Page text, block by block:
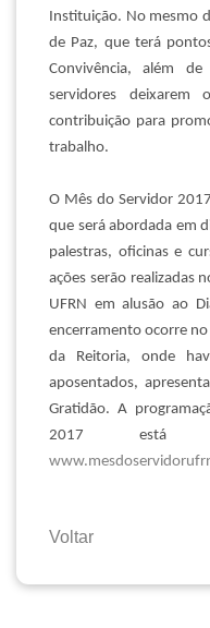
Instituição. No mesmo
de Paz, que terá
Convivência, além
servidores deixarem
contribuição para
trabalho.
O Mês do Servidor
que será abordada em
palestras, oficinas e
ações serão realizadas
UFRN em alusão ao
encerramento ocorre
da Reitoria, onde
aposentados,
Gratidão. A
2017 está
Voltar